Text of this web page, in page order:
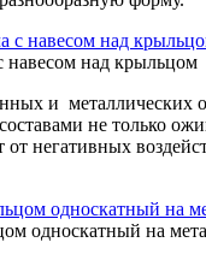
навесом над крыльцом
и металлических
не только
от негативных
односкатный на